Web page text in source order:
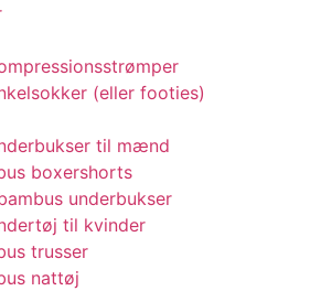
(eller footies)
til mænd
boxershorts
underbukser
til kvinder
trusser
nattøj